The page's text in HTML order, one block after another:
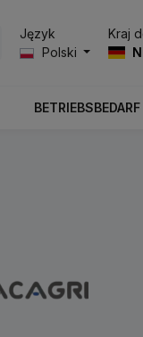
Język
Polski
Kraj
BETRIEBSBEDARF